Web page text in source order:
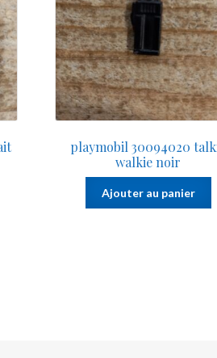
playmobil 30094020
walkie noir
Ajouter au panier